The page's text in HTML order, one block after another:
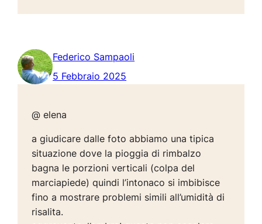
Federico Sampaoli
5 Febbraio 2025
@ elena
a giudicare dalle foto abbiamo una tipica
situazione dove la pioggia di rimbalzo
bagna le porzioni verticali (colpa del
marciapiede) quindi l’intonaco si imbibisce
fino a mostrare problemi simili all’umidità di
risalita.